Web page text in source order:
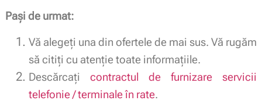
Pași de urmat:
Vă alegeți una din ofertele de mai sus. Vă rugăm
să citiți cu atenție toate informațiile.
Descărcați contractul de furnizare servicii
telefonie / terminale în rate.